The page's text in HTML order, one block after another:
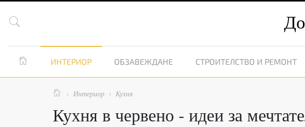

 ИНТЕРИОР ОБЗАВЕЖДАНЕ СТРОИТЕЛСТВО И РЕМОНТ
  Интериор  Кухня
Кухня в червено - идеи за